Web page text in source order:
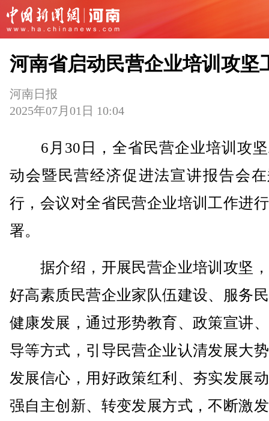
河南省启动民营企业培训攻坚
河南日报
2025年07月01日 10:04
6月30日，全省民营企业培训攻坚
动会暨民营经济促进法宣讲报告会
行，会议对全省民营企业培训工作进
署。
据介绍，开展民营企业培训攻坚
好高素质民营企业家队伍建设、服务
健康发展，通过形势教育、政策宣讲
导等方式，引导民营企业认清发展大
发展信心，用好政策红利、夯实发展
强自主创新、转变发展方式，不断激